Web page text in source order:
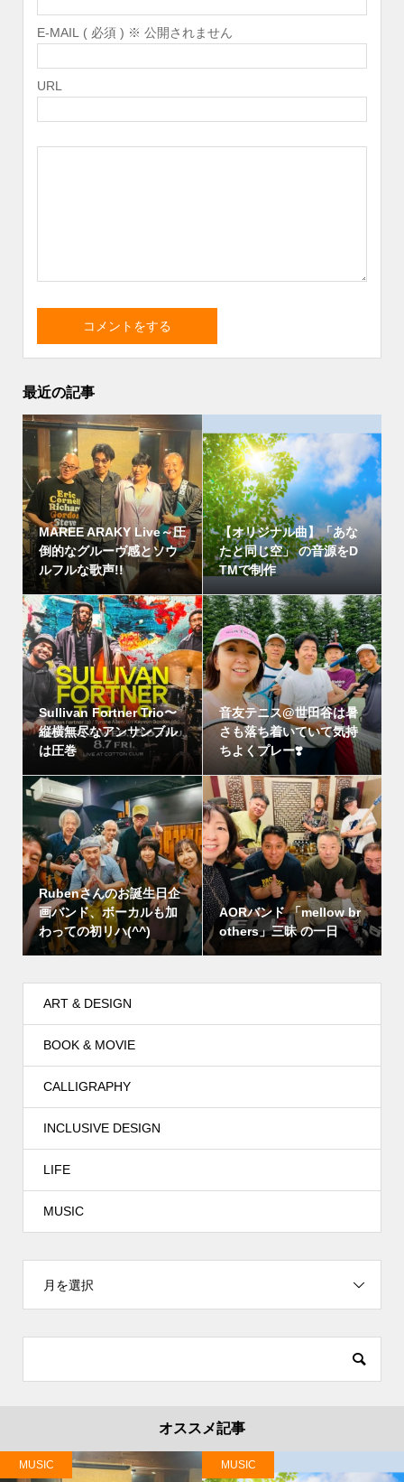
E-MAIL ( 必須 ) ※ 公開されません
URL
最近の記事
MAREE ARAKY Live～圧
倒的なグルーヴ感とソウ
ルフルな歌声!!
【オリジナル曲】「あな
たと同じ空」 の音源をD
TMで制作
Sullivan Fortner Trio〜
縦横無尽なアンサンブル
は圧巻
音友テニス@世田谷は暑
さも落ち着いていて気持
ちよくプレー❣️
Rubenさんのお誕生日企
画バンド、ボーカルも加
わっての初リハ(^^)
AORバンド 「mellow br
others」三昧 の一日
ART & DESIGN
BOOK & MOVIE
CALLIGRAPHY
INCLUSIVE DESIGN
LIFE
MUSIC
月を選択
オススメ記事
MUSIC MUSIC